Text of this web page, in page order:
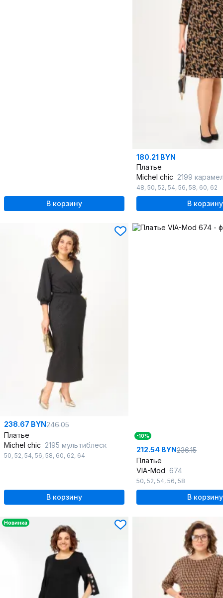
В корзину
180.21 BYN
Платье
Michel chic 2199
48, 50, 52, 54, 56, 58, 60, 62
В корзину
238.67 BYN246.05
Платье
Michel chic 2195 мультиблеск
50, 52, 54, 56, 58, 60, 62, 64
В корзину
-10%
212.54 BYN236.15
Платье
VIA-Mod 674
50, 52, 54, 56, 58
В корзину
Новинка